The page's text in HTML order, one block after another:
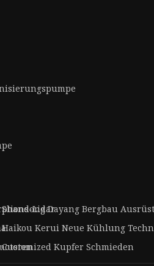
Lidar
Shandong Dayang Bergbau
Haikou Kerui Neue Kühlung
Customized Kupfer Schmieden